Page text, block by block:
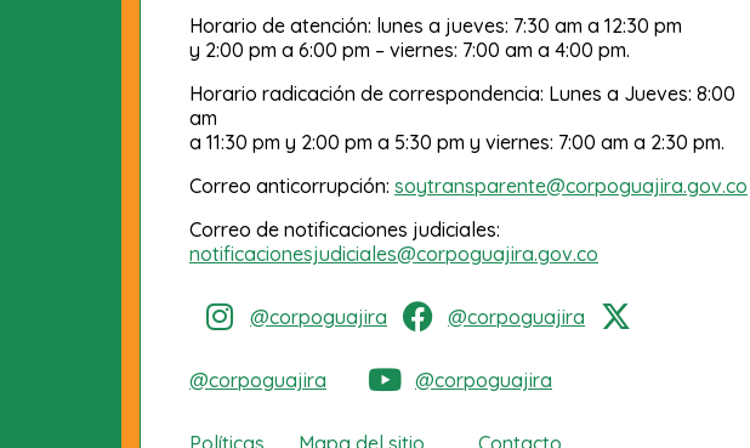
Horario de atención: lunes a jueves: 7:30 am a 12:30 pm
y 2:00 pm a 6:00 pm – viernes: 7:00 am a 4:00 pm.
Horario radicación de correspondencia: Lunes a Jueves: 8:00
am
a 11:30 pm y 2:00 pm a 5:30 pm y viernes: 7:00 am a 2:30 pm.
Correo anticorrupción: soytransparente@corpoguajira.gov.co
Correo de notificaciones judiciales:
notificacionesjudiciales@corpoguajira.gov.co
@corpoguajira @corpoguajira
@corpoguajira @corpoguajira